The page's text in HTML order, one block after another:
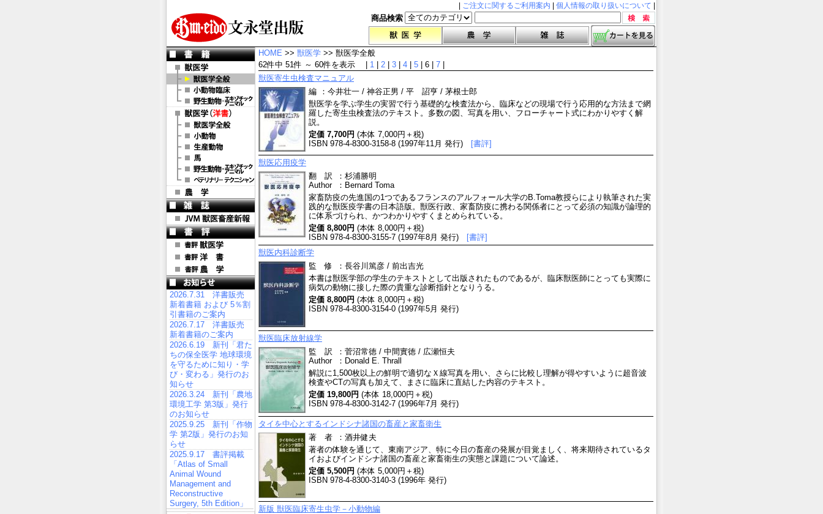
ご注文に関するご利用案内 個人情報の取り扱いについて
商品検索
2026.7.31 洋書販売
新着書籍 および 5％割
引書籍のご案内
2026.7.17 洋書販売
新着書籍のご案内
2026.6.19 新刊「君た
ちの保全医学 地球環境
を守るために知り・学
び・変わる」発行のお
知らせ
2026.3.24 新刊「農地
環境工学 第3版」発行
のお知らせ
2025.9.25 新刊「作物
学 第2版」発行のお知
らせ
2025.9.17 書評掲載
「Atlas of Small
Animal Wound
Management and
Reconstructive
Surgery, 5th Edition」
HOME >> 獣医学 >> 獣医学全般
62件中 51件 ～ 60件を表示 | 1 2 3 4 5 | 6 | 7
獣医寄生虫検査マニュアル
編
： 今井壮一 / 神谷正男 / 平 詔亨 / 茅根士郎
獣医学を学ぶ学生の実習で行う基礎的な検査法から、臨床などの現場で行う応用的な方法まで網
羅した寄生虫検査法のテキスト。多数の図、写真を用い、フローチャート式にわかりやすく解
説。
定価 7,700円 (本体 7,000円＋税)
ISBN 978-4-8300-3158-8 (1997年11月 発行)
[書評]
獣医応用疫学
翻 訳
： 杉浦勝明
Author
： Bernard Toma
家畜防疫の先進国の1つであるフランスのアルフォール大学のB.Toma教授らにより執筆された実
践的な獣医疫学書の日本語版。獣医行政、家畜防疫に携わる関係者にとって必須の知識が論理的
に体系づけられ、かつわかりやすくまとめられている。
定価 8,800円 (本体 8,000円＋税)
ISBN 978-4-8300-3155-7 (1997年8月 発行)
[書評]
獣医内科診断学
監 修
： 長谷川篤彦 / 前出吉光
本書は獣医学部の学生のテキストとして出版されたものであるが、臨床獣医師にとっても実際に
病気の動物に接した際の貴重な診断指針となりうる。
定価 8,800円 (本体 8,000円＋税)
ISBN 978-4-8300-3154-0 (1997年5月 発行)
獣医臨床放射線学
監 訳
： 菅沼常徳 / 中間實徳 / 広瀬恒夫
Author
： Donald E. Thrall
解説に1,500枚以上の鮮明で適切なＸ線写真を用い、さらに比較し理解が得やすいように超音波
検査やCTの写真も加えて、まさに臨床に直結した内容のテキスト。
定価 19,800円 (本体 18,000円＋税)
ISBN 978-4-8300-3142-7 (1996年7月 発行)
タイを中心とするインドシナ諸国の畜産と家畜衛生
著 者
： 酒井健夫
著者の体験を通じて、東南アジア、特に今日の畜産の発展が目覚ましく、将来期待されているタ
イおよびインドシナ諸国の畜産と家畜衛生の実態と課題について論述。
定価 5,500円 (本体 5,000円＋税)
ISBN 978-4-8300-3140-3 (1996年 発行)
新版 獣医臨床寄生虫学－小動物編